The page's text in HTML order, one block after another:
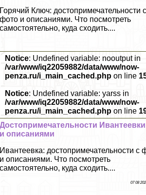
Горячий Ключ: достопримечательности с
фото и описаниями. Что посмотреть
самостоятельно, куда сходить....
Notice: Undefined variable: nooutput in
/var/www/iq22059882/data/www/now-
penza.ru/i_main_cached.php on line
Notice: Undefined variable: yarss in
/var/www/iq22059882/data/www/now-
penza.ru/i_main_cached.php on line
Достопримечательности
и описаниями
Ивантеевка: достопримечательности с
и описаниями. Что посмотреть
самостоятельно, куда сходить....
07 08